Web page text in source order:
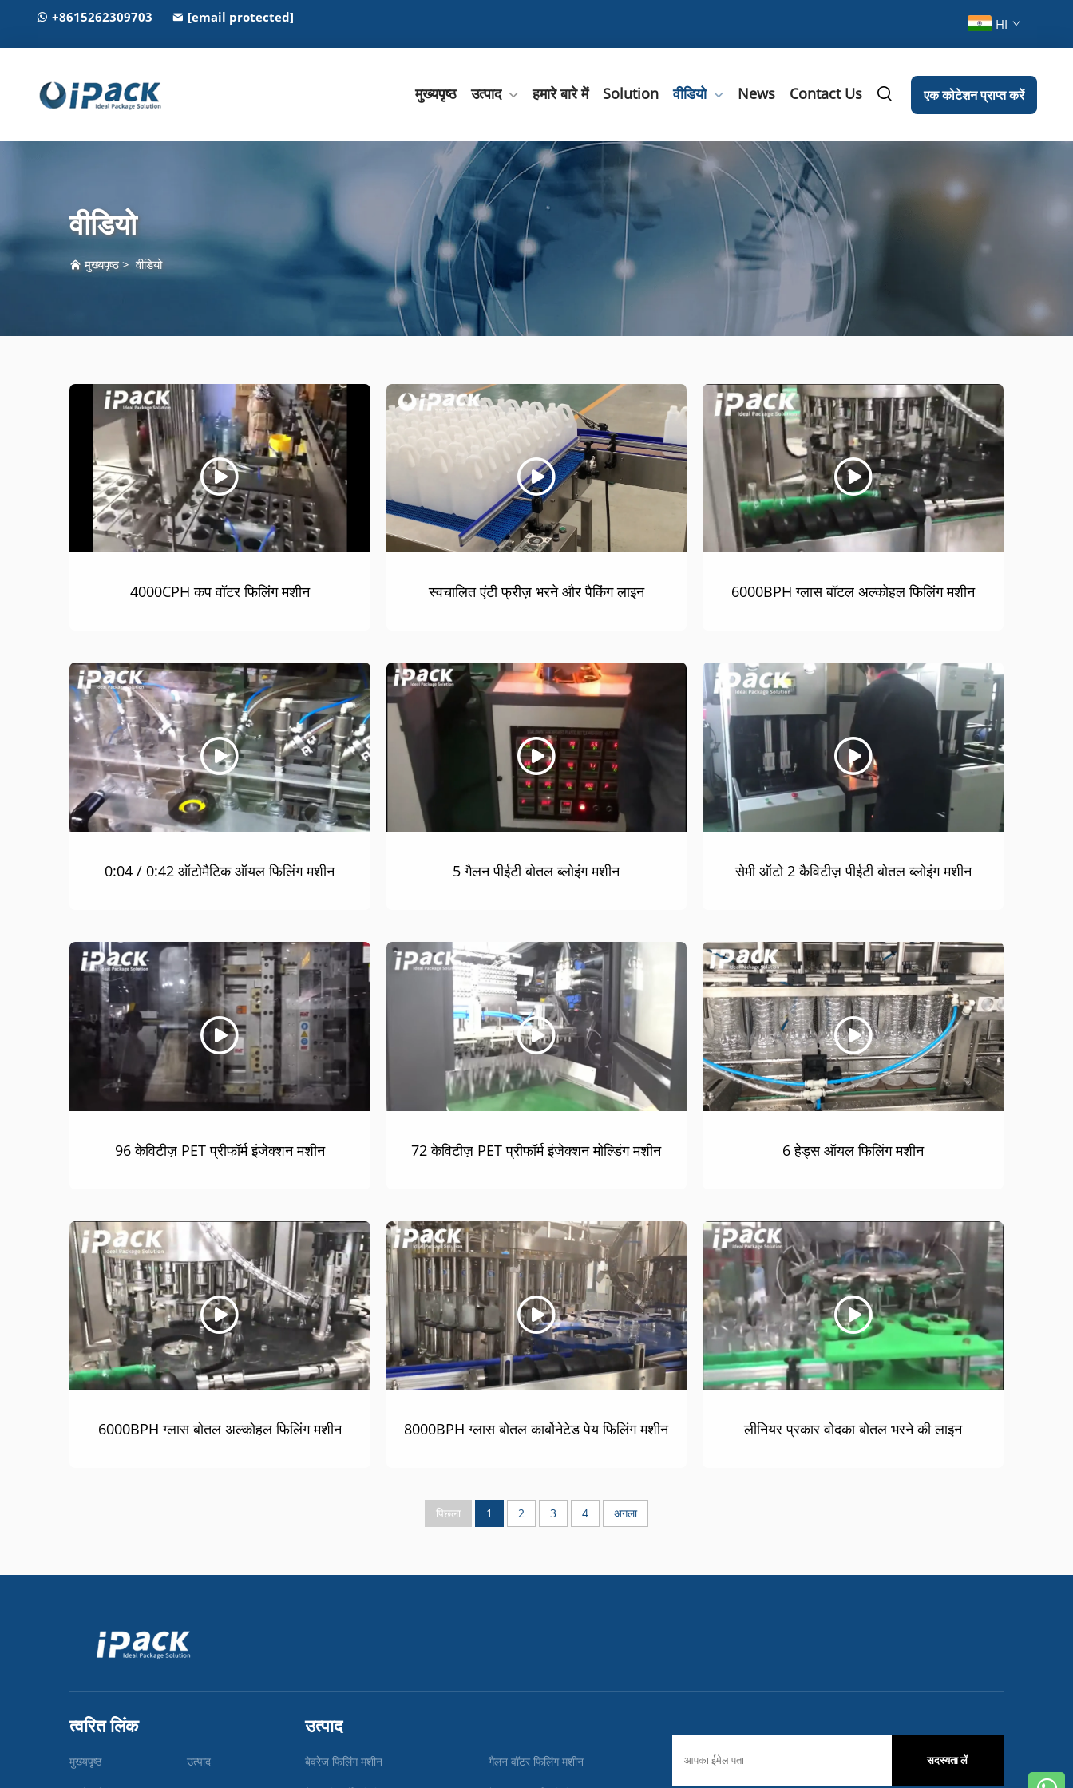
+8615262309703 [email protected] HI
मुख्यपृष्ठ उत्पाद हमारे बारे में Solution वीडियो News Contact Us एक कोटेशन प्राप्त करें
वीडियो
मुख्यपृष्ठ >वीडियो
4000CPH कप वॉटर फिलिंग मशीन स्वचालित एंटी फ्रीज़ भरने और पैकिंग लाइन 6000BPH ग्लास बॉटल अल्कोहल फिलिंग मशीन
0:04 / 0:42 ऑटोमैटिक ऑयल फिलिंग मशीन 5 गैलन पीईटी बोतल ब्लोइंग मशीन सेमी ऑटो 2 कैविटीज़ पीईटी बोतल ब्लोइंग मशीन
96 केविटीज़ PET प्रीफॉर्म इंजेक्शन मशीन 72 केविटीज़ PET प्रीफॉर्म इंजेक्शन मोल्डिंग मशीन 6 हेड्स ऑयल फिलिंग मशीन
6000BPH ग्लास बोतल अल्कोहल फिलिंग मशीन 8000BPH ग्लास बोतल कार्बोनेटेड पेय फिलिंग मशीन लीनियर प्रकार वोदका बोतल भरने की लाइन
पिछला 1 2 3 4 अगला
त्वरित लिंक
मुख्यपृष्ठ उत्पाद
उत्पाद
बेवरेज फिलिंग मशीन गैलन वॉटर फिलिंग मशीन सदस्यता लें